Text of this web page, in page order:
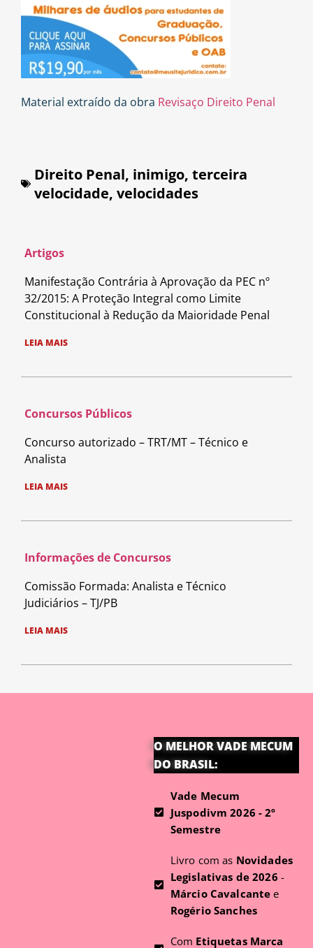
Material extraído da obra Revisaço Direito Penal
Direito Penal, inimigo, terceira
velocidade, velocidades
Artigos
Manifestação Contrária à Aprovação da PEC nº
32/2015: A Proteção Integral como Limite
Constitucional à Redução da Maioridade Penal
LEIA MAIS
Concursos Públicos
Concurso autorizado – TRT/MT – Técnico e
Analista
LEIA MAIS
Informações de Concursos
Comissão Formada: Analista e Técnico
Judiciários – TJ/PB
LEIA MAIS
O MELHOR VADE MECUM
DO BRASIL:
Vade Mecum
Juspodivm 2026 - 2º
Semestre
Livro com as Novidades
Legislativas de 2026 -
Márcio Cavalcante e
Rogério Sanches
Com Etiquetas Marca